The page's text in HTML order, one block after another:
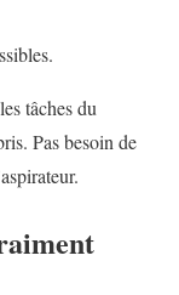
tâches du
Pas besoin de